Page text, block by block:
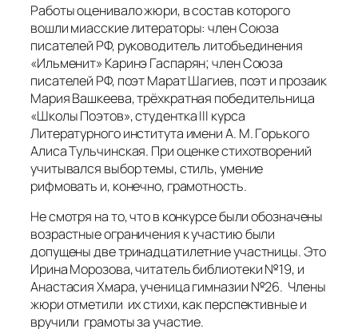
Работы оценивало жюри, в состав которого
вошли миасские литераторы: член Союза
писателей РФ, руководитель литобъединения
«Ильменит» Каринэ Гаспарян; член Союза
писателей РФ, поэт Марат Шагиев, поэт и прозаик
Мария Вашкеева, трёхкратная победительница
«Школы Поэтов», студентка III курса
Литературного института имени А. М. Горького
Алиса Тульчинская. При оценке стихотворений
учитывался выбор темы, стиль, умение
рифмовать и, конечно, грамотность.
Не смотря на то, что в конкурсе были обозначены
возрастные ограничения к участию были
допущены две тринадцатилетние участницы. Это
Ирина Морозова, читатель библиотеки №19, и
Анастасия Хмара, ученица гимназии №26. Члены
жюри отметили их стихи, как перспективные и
вручили грамоты за участие.